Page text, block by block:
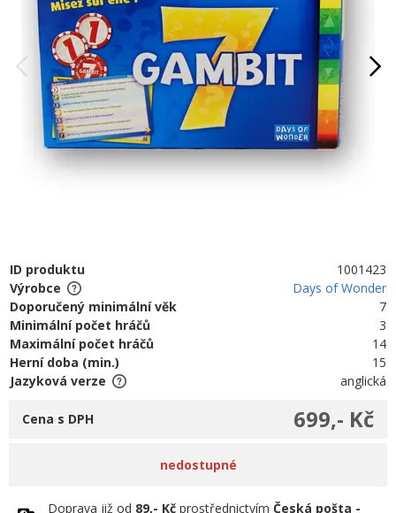
ID produktu
1001423
Výrobce
Days of Wonder
Doporučený minimální věk
7
Minimální počet hráčů
3
Maximální počet hráčů
14
Herní doba (min.)
15
Jazyková verze
anglická
699,- Kč
Cena s DPH
nedostupné
Doprava již od 89,- Kč prostřednictvím Česká pošta -